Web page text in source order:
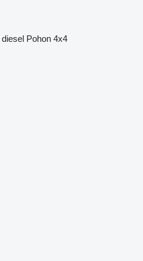
diesel Pohon 4x4